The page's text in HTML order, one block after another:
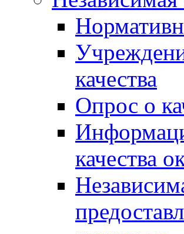
качества
Опрос о
качества